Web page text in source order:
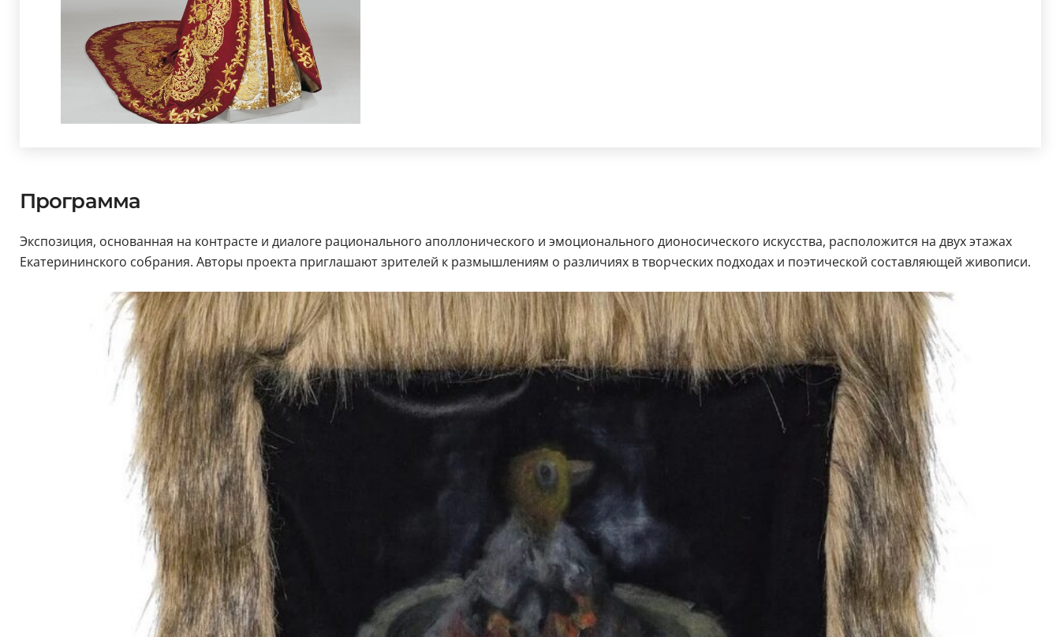
Программа
Экспозиция, основанная на контрасте и диалоге рационального аполлонического и эмоционального дионосического искусства, расположится на двух этажах
Екатерининского собрания. Авторы проекта приглашают зрителей к размышлениям о различиях в творческих подходах и поэтической составляющей живописи.